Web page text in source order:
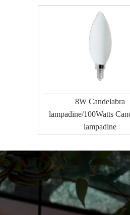
8W Candelabra
lampadine/100Watts
lampadine